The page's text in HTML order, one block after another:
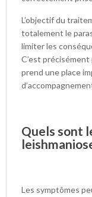
L’objectif du
totalement le
limiter les
C’est
prend une place
Quels sont
Les symptômes